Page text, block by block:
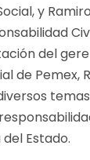
y
del
de Pemex,
Estado.